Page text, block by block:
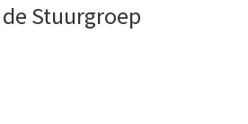
Stuurgroep